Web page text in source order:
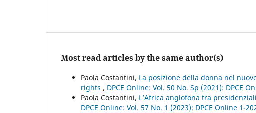
Most read articles by the same author(s)
Paola Costantini, La posizione della donna nel
rights , DPCE Online: Vol. 50 No. Sp (2021): DPCE
Paola Costantini, L’Africa anglofona tra
DPCE Online: Vol. 57 No. 1 (2023): DPCE Online 1-